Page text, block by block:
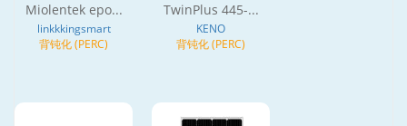
Miolentek epo...
linkkkingsmart
背钝化 (PERC)
TwinPlus 445-...
KENO
背钝化 (PERC)